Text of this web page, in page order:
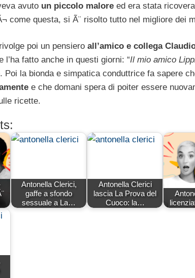
avuto un piccolo malore ed era stata
come questa, si Ã¨ risolto tutto nel migliore dei
poi un pensiero all’amico e collega
l’ha fatto anche in questi giorni: “Il mio amico
Poi la bionda e simpatica conduttrice fa sapere
e che domani spera di poiter essere
ricette.
Antonella Clerici,
gaffe a sfondo
sessuale a La…
Antonella Clerici
lascia La Prova del
Cuoco: la…